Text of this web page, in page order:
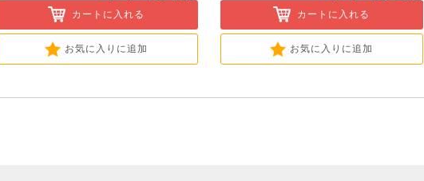
カートに入れる
お気に入りに追加
カートに入れる
お気に入りに追加